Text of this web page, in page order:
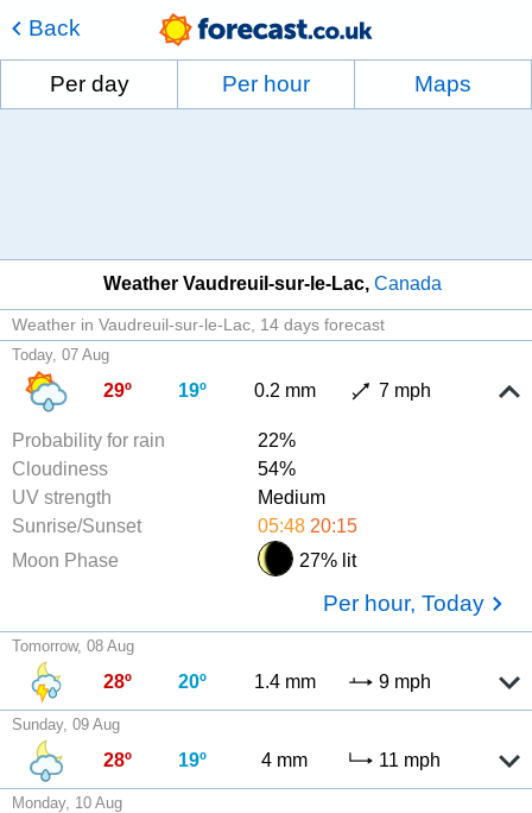
Back
Per day Per hour Maps
Weather Vaudreuil-sur-le-Lac Canada
Weather in Vaudreuil-sur-le-Lac 14 days forecast
Today, 07 Aug
29º 19º 0.2 mm 7 mph
Probability for rain
22%
Cloudiness
54%
UV strength
Medium
Sunrise/Sunset
05:48 20:15
Moon Phase
27% lit
Per hour, Today
Tomorrow, 08 Aug
28º 20º 1.4 mm 9 mph
Sunday, 09 Aug
28º 19º 4 mm 11 mph
Monday, 10 Aug